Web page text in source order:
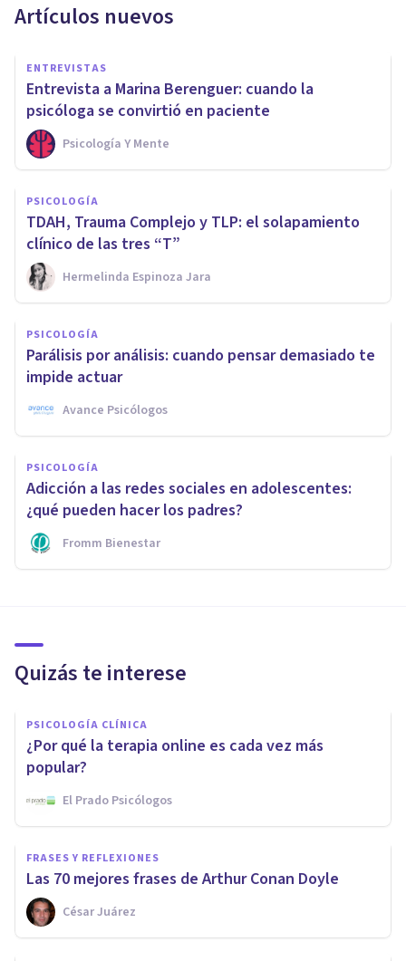
Artículos nuevos
ENTREVISTAS
Entrevista a Marina Berenguer: cuando la
psicóloga se convirtió en paciente
Psicología Y Mente
PSICOLOGÍA
TDAH, Trauma Complejo y TLP: el solapamiento
clínico de las tres “T”
Hermelinda Espinoza Jara
PSICOLOGÍA
Parálisis por análisis: cuando pensar demasiado te
impide actuar
Avance Psicólogos
PSICOLOGÍA
Adicción a las redes sociales en adolescentes:
¿qué pueden hacer los padres?
Fromm Bienestar
Quizás te interese
PSICOLOGÍA CLÍNICA
¿Por qué la terapia online es cada vez más
popular?
El Prado Psicólogos
FRASES Y REFLEXIONES
Las 70 mejores frases de Arthur Conan Doyle
César Juárez